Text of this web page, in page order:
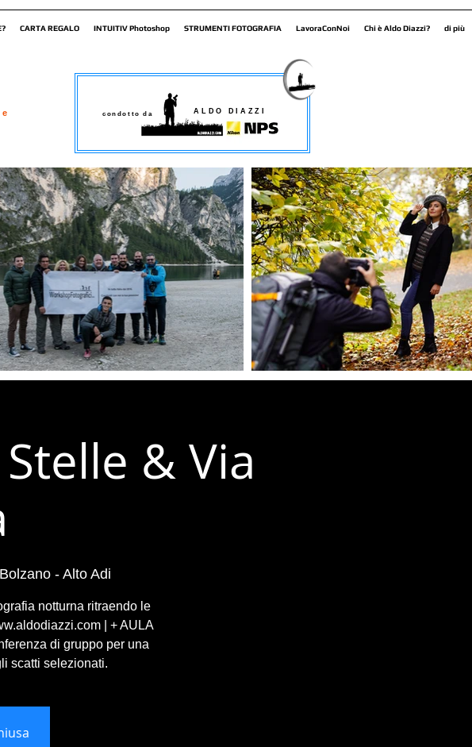
CARTA REGALO INTUITIV Photoshop STRUMENTI FOTOGRAFIA LavoraConNoi Chi è Aldo Diazzi? di più
& Via
- Alto Adi
notturna ritraendo le
| + AULA
di gruppo per una
scatti selezionati.
condotto da ALDO DIAZZI